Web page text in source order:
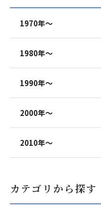
1970年〜
1980年～
1990年～
2000年～
2010年～
カテゴリから探す